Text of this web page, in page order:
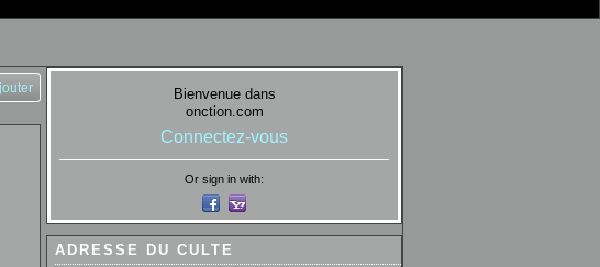
Bienvenue dans
onction.com
Connectez-vous
Or sign in with:
ADRESSE DU CULTE